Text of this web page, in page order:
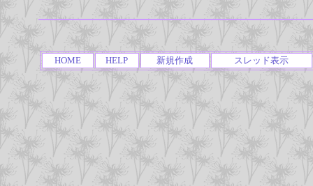
HOME HELP 新規作成 スレッド表示